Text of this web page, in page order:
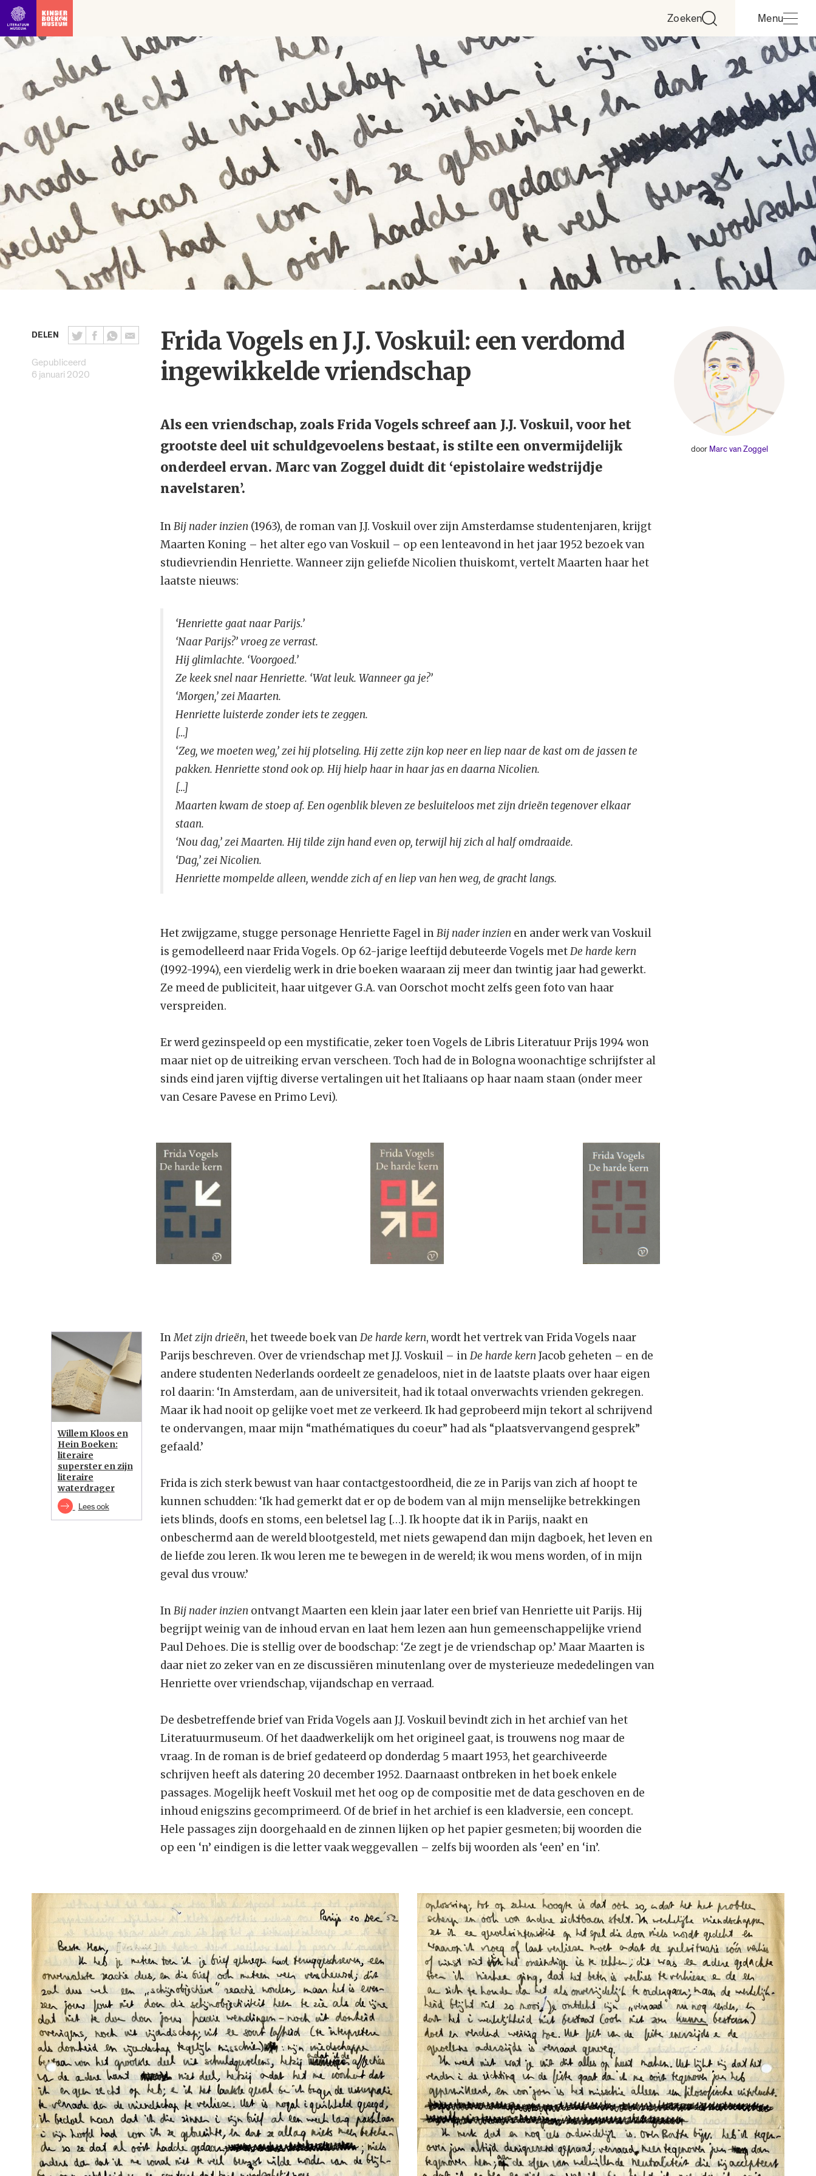
Ga direct naar inhoud Zoeken Menu
DELEN
Gepubliceerd
6 januari 2020
Frida Vogels en J.J. Voskuil: een verdomd
ingewikkelde vriendschap
Als een vriendschap, zoals Frida Vogels schreef aan J.J. Voskuil, voor het
grootste deel uit schuldgevoelens bestaat, is stilte een onvermijdelijk
onderdeel ervan. Marc van Zoggel duidt dit ‘epistolaire wedstrijdje
navelstaren’.
door Marc van Zoggel
InBij nader inzien(1963), de roman van J.J. Voskuil over zijn Amsterdamse studentenjaren, krijgt
Maarten Koning – het alter ego van Voskuil – op een lenteavond in het jaar 1952 bezoek van
studievriendin Henriette. Wanneer zijn geliefde Nicolien thuiskomt, vertelt Maarten haar het
laatste nieuws:
‘Henriette gaat naar Parijs.’
‘Naar Parijs?’ vroeg ze verrast.
Hij glimlachte. ‘Voorgoed.’
Ze keek snel naar Henriette. ‘Wat leuk. Wanneer ga je?’
‘Morgen,’ zei Maarten.
Henriette luisterde zonder iets te zeggen.
[…]
‘Zeg, we moeten weg,’ zei hij plotseling. Hij zette zijn kop neer en liep naar de kast om de jassen te
pakken. Henriette stond ook op. Hij hielp haar in haar jas en daarna Nicolien.
[…]
Maarten kwam de stoep af. Een ogenblik bleven ze besluiteloos met zijn drieën tegenover elkaar
staan.
‘Nou dag,’ zei Maarten. Hij tilde zijn hand even op, terwijl hij zich al half omdraaide.
‘Dag,’ zei Nicolien.
Henriette mompelde alleen, wendde zich af en liep van hen weg, de gracht langs.
Het zwijgzame, stugge personage Henriette Fagel inBij nader inzienen ander werk van Voskuil
is gemodelleerd naar Frida Vogels. Op 62-jarige leeftijd debuteerde Vogels metDe harde kern
(1992-1994), een vierdelig werk in drie boeken waaraan zij meer dan twintig jaar had gewerkt.
Ze meed de publiciteit, haar uitgever G.A. van Oorschot mocht zelfs geen foto van haar
verspreiden.
Er werd gezinspeeld op een mystificatie, zeker toen Vogels de Libris Literatuur Prijs 1994 won
maar niet op de uitreiking ervan verscheen. Toch had de in Bologna woonachtige schrijfster al
sinds eind jaren vijftig diverse vertalingen uit het Italiaans op haar naam staan (onder meer
van Cesare Pavese en Primo Levi).
Willem Kloos en
Hein Boeken:
literaire
superster en zijn
literaire
waterdrager
Lees ook
InMet zijn drieën, het tweede boek vanDe harde kern, wordt het vertrek van Frida Vogels naar
Parijs beschreven. Over de vriendschap met J.J. Voskuil – inDe harde kernJacob geheten – en de
andere studenten Nederlands oordeelt ze genadeloos, niet in de laatste plaats over haar eigen
rol daarin: ‘In Amsterdam, aan de universiteit, had ik totaal onverwachts vrienden gekregen.
Maar ik had nooit op gelijke voet met ze verkeerd. Ik had geprobeerd mijn tekort al schrijvend
te ondervangen, maar mijn “mathématiques du coeur” had als “plaatsvervangend gesprek”
gefaald.’
Frida is zich sterk bewust van haar contactgestoordheid, die ze in Parijs van zich af hoopt te
kunnen schudden: ‘Ik had gemerkt dat er op de bodem van al mijn menselijke betrekkingen
iets blinds, doofs en stoms, een beletsel lag […]. Ik hoopte dat ik in Parijs, naakt en
onbeschermd aan de wereld blootgesteld, met niets gewapend dan mijn dagboek, het leven en
de liefde zou leren. Ik wou leren me te bewegen in de wereld; ik wou mens worden, of in mijn
geval dus vrouw.’
InBij nader inzienontvangt Maarten een klein jaar later een brief van Henriette uit Parijs. Hij
begrijpt weinig van de inhoud ervan en laat hem lezen aan hun gemeenschappelijke vriend
Paul Dehoes. Die is stellig over de boodschap: ‘Ze zegt je de vriendschap op.’ Maar Maarten is
daar niet zo zeker van en ze discussiëren minutenlang over de mysterieuze mededelingen van
Henriette over vriendschap, vijandschap en verraad.
De desbetreffende brief van Frida Vogels aan J.J. Voskuil bevindt zich in het archief van het
Literatuurmuseum. Of het daadwerkelijk om het origineel gaat, is trouwens nog maar de
vraag. In de roman is de brief gedateerd op donderdag 5 maart 1953, het gearchiveerde
schrijven heeft als datering 20 december 1952. Daarnaast ontbreken in het boek enkele
passages. Mogelijk heeft Voskuil met het oog op de compositie met de data geschoven en de
inhoud enigszins gecomprimeerd. Of de brief in het archief is een kladversie, een concept.
Hele passages zijn doorgehaald en de zinnen lijken op het papier gesmeten; bij woorden die
op een ‘n’ eindigen is die letter vaak weggevallen – zelfs bij woorden als ‘een’ en ‘in’.